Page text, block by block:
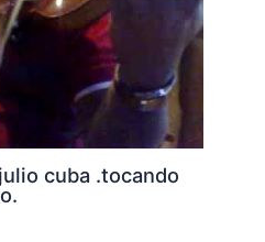
cuba .tocando